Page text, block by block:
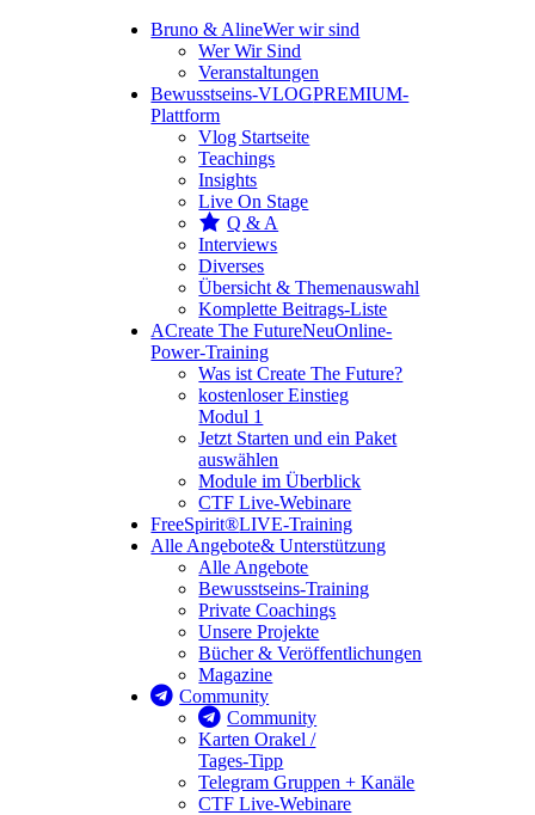
Bruno & AlineWer wir sind
Wer Wir Sind
Veranstaltungen
Bewusstseins-VLOGPREMIUM-
Plattform
Vlog Startseite
Teachings
Insights
Live On Stage
Q & A
Interviews
Diverses
Übersicht & Themenauswahl
Komplette Beitrags-Liste
ACreate The FutureNeuOnline-
Power-Training
Was ist Create The Future?
kostenloser Einstieg
Modul 1
Jetzt Starten und ein Paket
auswählen
Module im Überblick
CTF Live-Webinare
FreeSpirit®LIVE-Training
Alle Angebote& Unterstützung
Alle Angebote
Bewusstseins-Training
Private Coachings
Unsere Projekte
Bücher & Veröffentlichungen
Magazine
Community
Community
Karten Orakel /
Tages-Tipp
Telegram Gruppen + Kanäle
CTF Live-Webinare